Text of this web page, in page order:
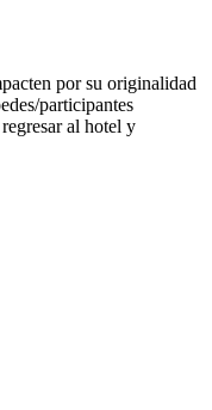
por su originalidad
participantes
al hotel y